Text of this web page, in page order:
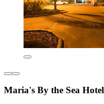
Maria's By the Sea Hotel